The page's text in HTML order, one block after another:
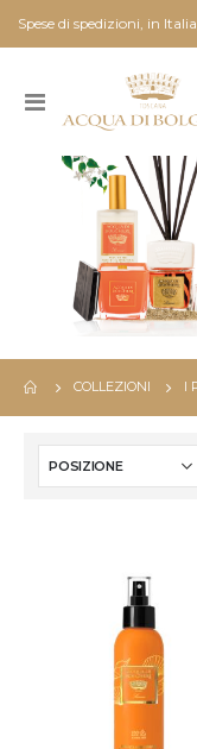
Spese di spedizioni, in Italia,
Toggle
Nav
COLLEZIONI I